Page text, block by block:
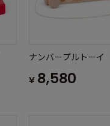
ナンバープルトーイ
¥ 8,580